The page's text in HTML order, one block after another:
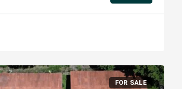
FOR SALE